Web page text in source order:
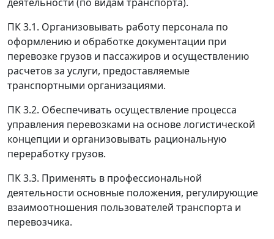
ПК 3.1. Организовывать работу персонала по
оформлению и обработке документации при
перевозке грузов и пассажиров и осуществлению
расчетов за услуги, предоставляемые
транспортными организациями.
ПК 3.2. Обеспечивать осуществление процесса
управления перевозками на основе логистической
концепции и организовывать рациональную
переработку грузов.
ПК 3.3. Применять в профессиональной
деятельности основные положения, регулирующие
взаимоотношения пользователей транспорта и
перевозчика.